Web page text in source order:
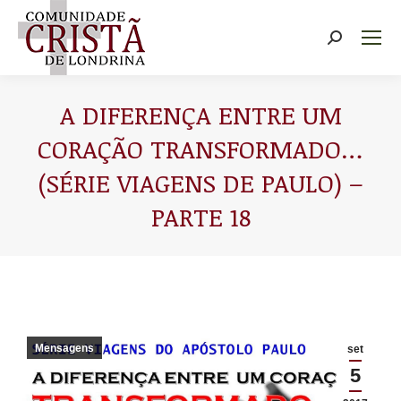
Buscar
A DIFERENÇA ENTRE UM
CORAÇÃO TRANSFORMADO…
(SÉRIE VIAGENS DE PAULO) –
PARTE 18
set
5
Mensagens